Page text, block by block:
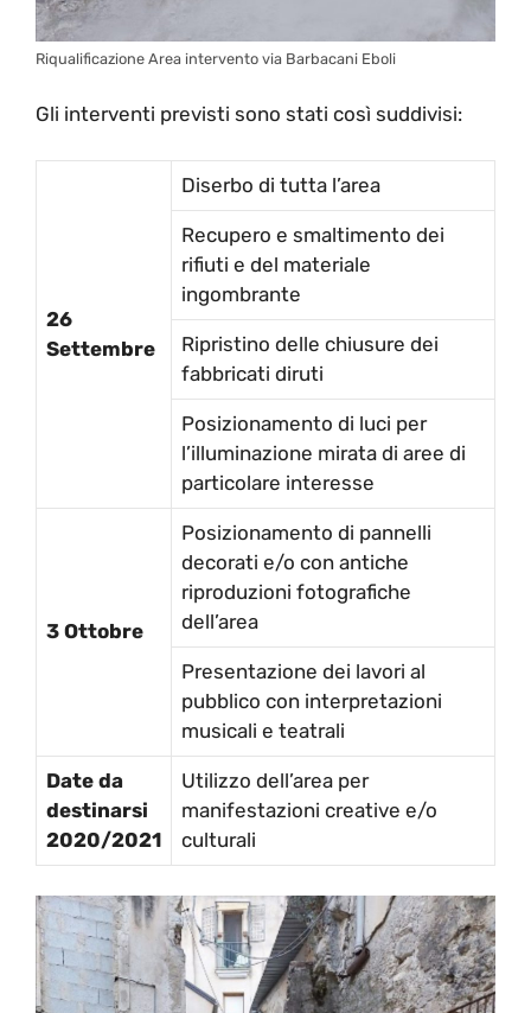
Riqualificazione Area intervento via Barbacani Eboli
Gli interventi previsti sono stati così suddivisi:
26
Settembre
Diserbo di tutta l’area
Recupero e smaltimento dei
rifiuti e del materiale
ingombrante
Ripristino delle chiusure dei
fabbricati diruti
Posizionamento di luci per
l’illuminazione mirata di aree di
particolare interesse
3 Ottobre
Posizionamento di pannelli
decorati e/o con antiche
riproduzioni fotografiche
dell’area
Presentazione dei lavori al
pubblico con interpretazioni
musicali e teatrali
Date da
destinarsi
2020/2021
Utilizzo dell’area per
manifestazioni creative e/o
culturali